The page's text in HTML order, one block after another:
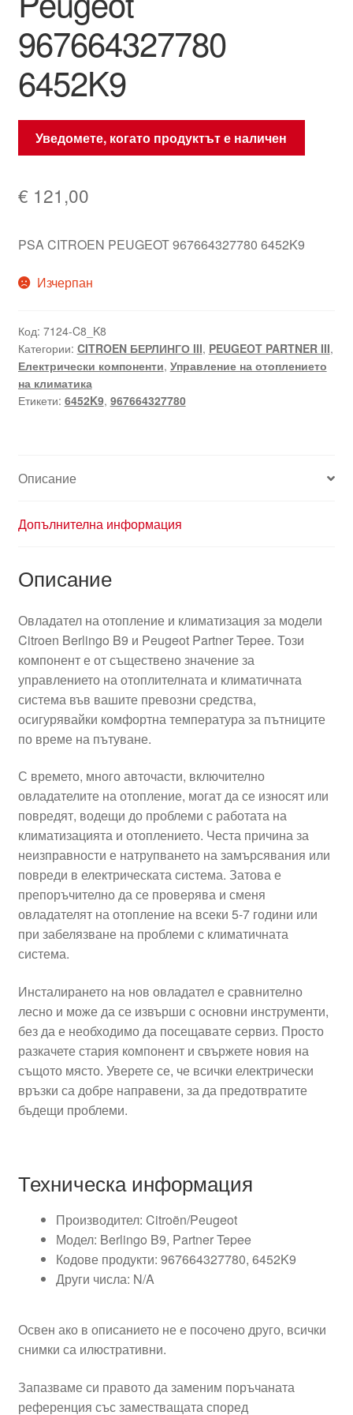
967664327780
6452K9
Уведомете, когато продуктът е наличен
€ 121,00
PSA CITROEN PEUGEOT 967664327780 6452K9
Изчерпан
Код: 7124-C8_K8
Категории: CITROEN БЕРЛИНГО III, PEUGEOT PARTNER III,
Електрически компоненти, Управление на отоплението
на климатика
Етикети: 6452K9, 967664327780
Описание
Допълнителна информация
Описание
Овладател на отопление и климатизация за модели
Citroen Berlingo B9 и Peugeot Partner Tepee. Този
компонент е от съществено значение за
управлението на отоплителната и климатичната
система във вашите превозни средства,
осигурявайки комфортна температура за пътниците
по време на пътуване.
С времето, много авточасти, включително
овладателите на отопление, могат да се износят или
повредят, водещи до проблеми с работата на
климатизацията и отоплението. Честа причина за
неизправности е натрупването на замърсявания или
повреди в електрическата система. Затова е
препоръчително да се проверява и сменя
овладателят на отопление на всеки 5-7 години или
при забелязване на проблеми с климатичната
система.
Инсталирането на нов овладател е сравнително
лесно и може да се извърши с основни инструменти,
без да е необходимо да посещавате сервиз. Просто
разкачете стария компонент и свържете новия на
същото място. Уверете се, че всички електрически
връзки са добре направени, за да предотвратите
бъдещи проблеми.
Техническа информация
Производител: Citroën/Peugeot
Модел: Berlingo B9, Partner Tepee
Кодове продукти: 967664327780, 6452K9
Други числа: N/A
Освен ако в описанието не е посочено друго, всички
снимки са илюстративни.
Запазваме си правото да заменим поръчаната
референция със заместващата според